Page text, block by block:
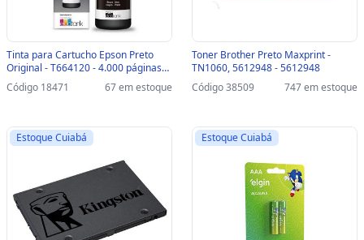
Tinta para Cartucho Epson Preto
Original - T664120 - 4.000 páginas
para L220, L365, L375, L380, L395,
L555, L565, L575, L110, L1300 -
Código 18471 67 em estoque
Toner Brother Preto Maxprint -
TN1060, 5612948 - 5612948
Código 38509
747 em estoque
Estoque Cuiabá Estoque Cuiabá